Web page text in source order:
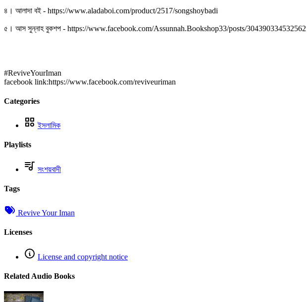
৪। আলাদা বই - https://www.aladaboi.com/product/2517/songshoybadi
৫। আস সুন্নাহ বুকশপ - https://www.facebook.com/Assunnah.Bookshop33/posts/304390334532562
#ReviveYourIman
facebook link:https://www.facebook.com/reviveuriman
Categories
ইসলামিক
Playlists
সংশয়বাদী
Tags
Revive Your Iman
Licenses
License and copyright notice
Related Audio Books